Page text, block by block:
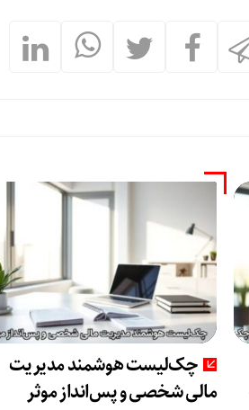
چک‌لیست هوشمند مدیریت
مالی شخصی و پس‌انداز موثر